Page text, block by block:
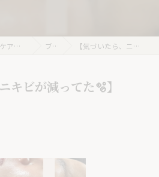
栃木のエステならニキビケア専門店 ハーブピーリングHY ブログ 【気づいたら、ニキビが減ってた🫧】
キビが減ってた🫧】